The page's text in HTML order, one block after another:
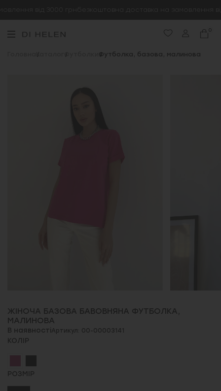
від 3000 грн безкоштовна доставка на замовлення
0
Каталог Футболки Футболка, базова, малинова
ЖІНОЧА БАЗОВА БАВОВНЯНА ФУТБОЛКА,
МАЛИНОВА
В наявностіАртикул: 00-00003141
КОЛІР
РОЗМІР